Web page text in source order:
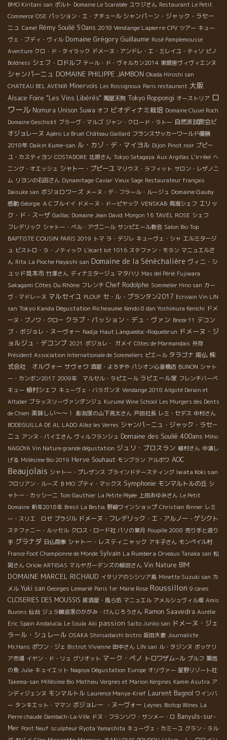
BMO Kiritani san ポルト Domaine Le Scarabée ユウジさん Restaurant Le Petit
Commerce OSE パッション・エ・ナチュール シャンパーン・ジャック・ラセー
ニュ Camel Rémy Soulié 50ans 2018 Vendange Lapierre CPV ツアー キュー
ヴェ・ブディ・ヴィル Domaine Grégory Guillaume Rosé Pamplemousse
Aventure クロ・ド・タイラック ドメーヌ・アンドレ・エ・ミレイユ・ティソ ピノ
Boldness シェフ・ロドルフ テール・ド・ヴォルカン2014 東銀座ヴィヴィエンヌ
シャンパーニュ DOMAINE PHILIPPE JAMBON Okada Hiroshi san
CHATEAU BEL AVENIR Minervois Les Rossignoux Paris restaurant 大阪
Alsace Foire "Les Vins Libérés" 萬屋天狗 Tokyo Roppongi オーストリア ロ
ワール Nomura Unison Suwa オフ ビオディナミ栽培 Domaine Clusel Roch
Domaine Geschickt ブラーヴ・マルゴ ジャン・クロード・ラトー 自然派試飲会ビ
オジョレーヌ Apéro Le Bruel Château Gaillard フランスサッカーワールド優勝
2018年 Daikin Kume-san ル・カゾ・デ・マイヨル Dijon Pinot noir プピー
ユ・カスティヨン COSTADORE 北原さん Tokyo Setagaya Aux Argillas L'irréel へ
ニング・オエッシュ シャトー・プピーユ マリウス・ラフィット サロン・レザノニ
ム リヨンの石田さん Dynamitage Caviar Vieux Sage Restaurateur français
Daisuke san ボジョロワーズ メーヌ・デ・フラール・ルージュ Domaine Gauby
感動 Géorgie ＡＣブルイイ ドメーヌ・ドーピヤック VENSKAB 鳥海シェフ エリッ
ク・ド・スーザ Gaillac Domaine Jean David Morgon 16 TAVEL ROSE シェフ
フレデリック シャトー・ベル・アヴニール サンピエール教会 Salon Bio Top
BAPTISTE COUSIN PARIS 2019 トマ ラ・デジレ キューヴェ・シャ エルミタージ
ュ ビストロ・ラ・ノティック L'écart lot 1016 ステファン・モラン マニュエルさ
ん Rita La Pioche Hayashi san Domaine de la Sénèchalière ヴィニ・シ
ュッド見本市 竹澤さん ディナミタージュ マタハリ Mas del Périé Fujiwara
Sakagami Côtes Du Rhône フレンチ Chef Rodolphe Sommelier Hino san カー
ヴ・マドレーヌ マルセイユ PLOUF セ・ル・プランタン2017 Ecrivain Vin LIN
san Tokyo Kanda Dégustation Richeaume Kendo 8 dan Yoshimura Kenichi ドメ
ーヌ・ブノワ・クロー クラブ・パッション・デュ・ヴァン Breze 11 デコン
ブ・ボジョレ・ヌーヴォー Nadja Haut Languedoc-Roquebrun ドメーヌ・ジ
ョルジュ・デコンブ 2021 ボジョレ・ ガメイ Côtes de Marmandais 共存
Président Association Internationale de Sommeliers ピエール タラゴナ 南仏 株
式会社 オルヴォー サヴォワ 酒屋・よろずや パシオン心斎橋店 BUNON シャト
ー・カンボン2017 2009年 マルセル・ラピエール ラピエール家 フレンチバーベ
キュー 植村シェフ キューヴェ・バラガンヌ Vendange 2018 Aligoté Derain et
Altaber ブラッスリーヴァンダンジュ Kurumé Wine School Les Murgers des Dents
de Chien 美味しい～～！ 彫刻家の山下亮太さん 戸田社長 レミ・セデス 中村さん
BODEGUILLA DE AL LADO Allez les Verres シャンパ－ニュ・ジャック・ラセ－
ニュ アンヌ・パイエさん ヴィルフランシュ Domaine des Soulié 400ans Miho
NAGOYA Vin Nature grande dégustation ジュリ・ブロスラン 植村さん 中湊し
げる Millésime Bio 2019 Herve Souhaut モンブラン アルボワ AOC
Beaujolais シャトー・プレザンス ブラインドテースティング Iwata Koki san
フロリアン・ルーズ ＢＭО プティ・マックス Symphonie モンマルトルの丘 シ
ャトー・カッシーニ Tom Gauthier La Petite Pépée 上田あゆみさん Le Petit
Domaine 新年2018年 Bresil La Bestia 野崎ワインショップ Christian Binner レミ
ー・スリエ ロゼ ブラジル ドメーヌ・フレデリック・エ・アルノー・ゲシクト
ステファニー・ルッセル クロス・ロード社 パリの葉月 Poupille 2008 売り手と造り
手 グラナダ 日仏商事 シャトー・レスティニャック アキ子さん モンペイル村
France Foot Championne de Monde Sylvain La Rumbera Orveaux Tanaka san 松
岡さん Oriole ARTIGAS マルヤガーデンズの柳田さん Vin Nature BIM
DOMAINE MARCEL RICHAUD イタリアのシシリア島 Minette Suzuki san カ
メル Yuki san Georges Lemarié Paris 1er Marie Rose Roussillon 9 caves
CLOSERIES DES MOUSSIS 居酒屋・風ら坊 マニュエル アメルシュヴィル畑 Amis
Buvons 仙台 ジュラ醸造家のかがみ・けんじろうさん Ramon Saavedra Aurélie
Eric Spain Andalucia Le Soula Aki passion Saito Junko san ドメーヌ・ジェ
ラール・シュレール OSAKA Shinsaibashi bistro 坂田夫妻 Journaliste
Mr.Hans ポワン・ジェ Bistrot VIvienne 田中さん LIN san ル・タジンヌ ボッケリ
ア市場 イヤン・ド・リュ グリオット マーク・ペノ トロワザム−ル プルフ 築地
の魚 Julie キュイエット Nagoya Dégustation Europe オリヴァー 星野リゾート社
Takema-san Millésime Bio Mathieu Vergnes et Marion Kergines Kamm Asutra ア
ンディジェンヌ モンマルトル Laurence Manya-Krief Laurent Bagnol ワインバ
ー タンキエット・ママン ボジョレー ・ヌーヴォー Leynes Biotop Wines La
Pierre chaude Dambach-La-Ville ドヌ・フランソワ・サンメー・ロ Banyuls-sur-
Mer Pont Neuf sculpteur Ryota Yamashita キューヴェ・カミーユ グラン・ラル